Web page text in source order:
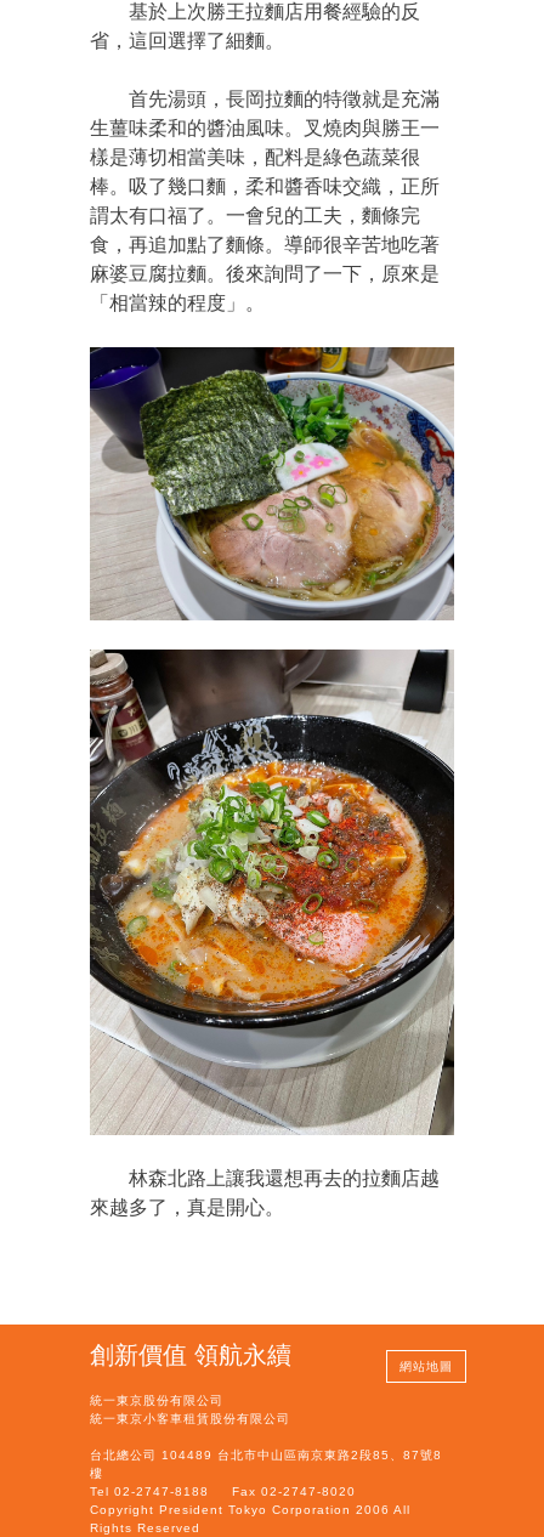
基於上次勝王拉麵店用餐經驗的反
省，這回選擇了細麵。
首先湯頭，長岡拉麵的特徵就是充滿
生薑味柔和的醬油風味。叉燒肉與勝王一
樣是薄切相當美味，配料是綠色蔬菜很
棒。吸了幾口麵，柔和醬香味交織，正所
謂太有口福了。一會兒的工夫，麵條完
食，再追加點了麵條。導師很辛苦地吃著
麻婆豆腐拉麵。後來詢問了一下，原來是
「相當辣的程度」。
林森北路上讓我還想再去的拉麵店越
來越多了，真是開心。
創新價值 領航永續
統一東京股份有限公司
統一東京小客車租賃股份有限公司
台北總公司 104489 台北市中山區南京東路2段85、87號8
樓
Tel 02-2747-8188
Fax 02-2747-8020
Copyright President Tokyo Corporation 2006 All
Rights Reserved
網站地圖